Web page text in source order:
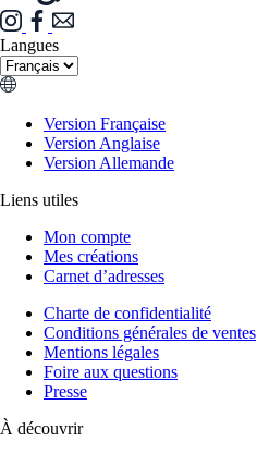
Langues
Version Française
Version Anglaise
Version Allemande
Liens utiles
Mon compte
Mes créations
Carnet d’adresses
Charte de confidentialité
Conditions générales de ventes
Mentions légales
Foire aux questions
Presse
À découvrir